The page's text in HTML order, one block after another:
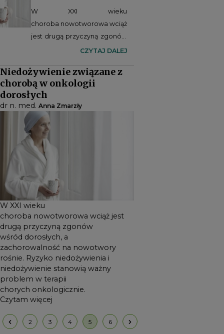
W XXI wieku
choroba nowotworowa wciąż
jest drugą przyczyną zgonów
wśród dorosłych, a
nowotwory rośnie.
Ryzyko niedożywienia i
niedożywienie stanowią
ważny problem w terapii
chorych onkologicznie.
CZYTAJ DALEJ
Niedożywienie związane z
chorobą w onkologii
dorosłych
dr n. med. Anna Zmarzły
W XXI wieku
choroba nowotworowa wciąż jest
drugą przyczyną zgonów
wśród dorosłych, a
zachorowalność na nowotwory
rośnie. Ryzyko niedożywienia i
niedożywienie stanowią ważny
problem w terapii
chorych onkologicznie.
Czytam więcej
2 3 4 5 6